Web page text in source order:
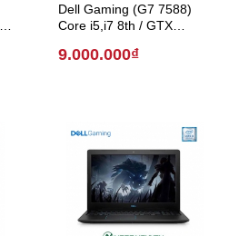
Dell Gaming (G7 7588)
Core i5,i7 8th / GTX
2018)
9.000.000₫